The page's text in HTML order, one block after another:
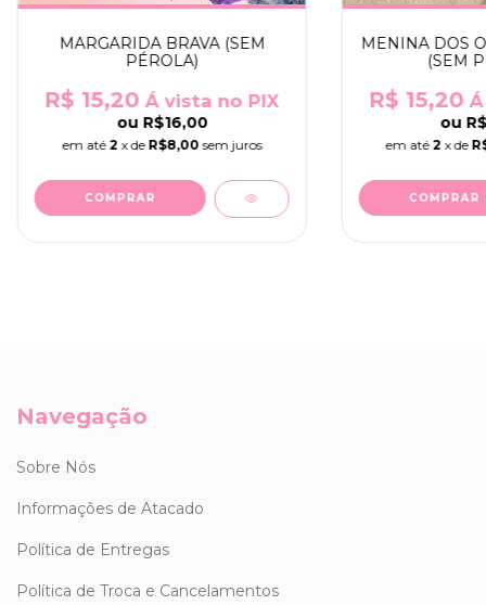
MARGARIDA BRAVA (SEM
PÉROLA)
R$ 15,20 Á vista no PIX
ou R$16,00
em até 2 x de R$8,00 sem juros
COMPRAR
MENINA DOS
(SEM
R$ 15,20
ou
em até 2 x de
COMPRAR
Navegação
Sobre Nós
Informações de Atacado
Política de Entregas
Política de Troca e Cancelamentos